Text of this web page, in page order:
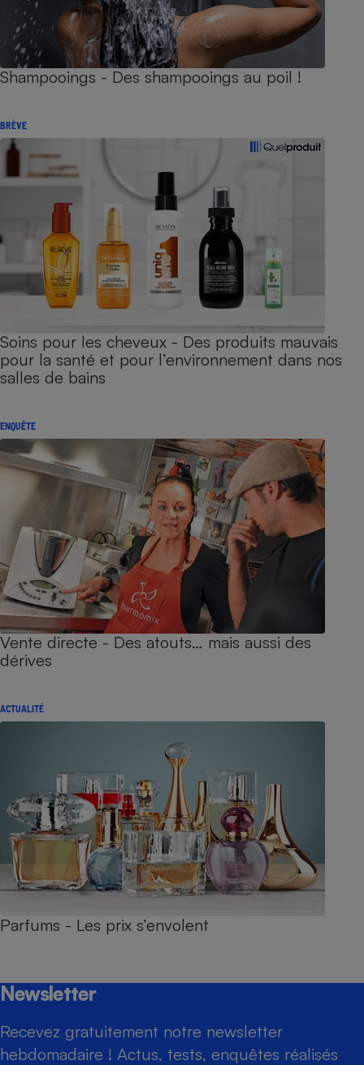
Shampooings - Des shampooings au poil !
BRÈVE
Soins pour les cheveux - Des produits mauvais
pour la santé et pour l’environnement dans nos
salles de bains
ENQUÊTE
Vente directe - Des atouts… mais aussi des
dérives
ACTUALITÉ
Parfums - Les prix s’envolent
Newsletter
Recevez gratuitement notre newsletter
hebdomadaire ! Actus, tests, enquêtes réalisés